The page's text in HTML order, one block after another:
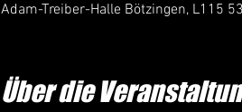
Adam-Treiber-Halle Bötzingen, L115
Über die